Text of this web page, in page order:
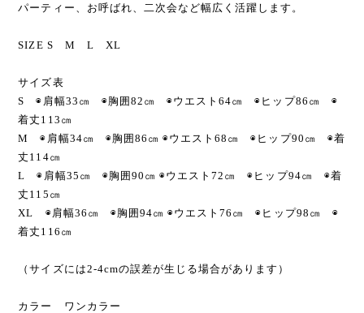
パーティー、お呼ばれ、二次会など幅広く活躍します。
SIZE S M L XL
サイズ表
S ◉肩幅33㎝ ◉胸囲82㎝ ◉ウエスト64㎝ ◉ヒップ86㎝ ◉
着丈113㎝
M ◉肩幅34㎝ ◉胸囲86㎝ ◉ウエスト68㎝ ◉ヒップ90㎝ ◉着
丈114㎝
L ◉肩幅35㎝ ◉胸囲90㎝ ◉ウエスト72㎝ ◉ヒップ94㎝ ◉着
丈115㎝
XL ◉肩幅36㎝ ◉胸囲94㎝ ◉ウエスト76㎝ ◉ヒップ98㎝ ◉
着丈116㎝
（サイズには2-4cmの誤差が生じる場合があります）
カラー ワンカラー